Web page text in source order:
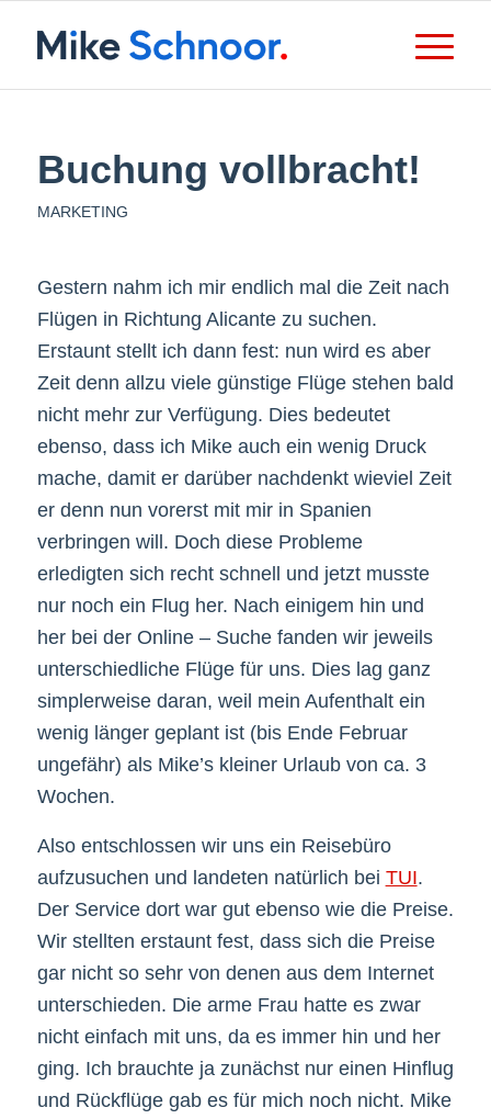
Buchung vollbracht!
MARKETING
Gestern nahm ich mir endlich mal die Zeit nach
Flügen in Richtung Alicante zu suchen.
Erstaunt stellt ich dann fest: nun wird es aber
Zeit denn allzu viele günstige Flüge stehen bald
nicht mehr zur Verfügung. Dies bedeutet
ebenso, dass ich Mike auch ein wenig Druck
mache, damit er darüber nachdenkt wieviel Zeit
er denn nun vorerst mit mir in Spanien
verbringen will. Doch diese Probleme
erledigten sich recht schnell und jetzt musste
nur noch ein Flug her. Nach einigem hin und
her bei der Online – Suche fanden wir jeweils
unterschiedliche Flüge für uns. Dies lag ganz
simplerweise daran, weil mein Aufenthalt ein
wenig länger geplant ist (bis Ende Februar
ungefähr) als Mike’s kleiner Urlaub von ca. 3
Wochen.
Also entschlossen wir uns ein Reisebüro
aufzusuchen und landeten natürlich bei TUI.
Der Service dort war gut ebenso wie die Preise.
Wir stellten erstaunt fest, dass sich die Preise
gar nicht so sehr von denen aus dem Internet
unterschieden. Die arme Frau hatte es zwar
nicht einfach mit uns, da es immer hin und her
ging. Ich brauchte ja zunächst nur einen Hinflug
und Rückflüge gab es für mich noch nicht. Mike